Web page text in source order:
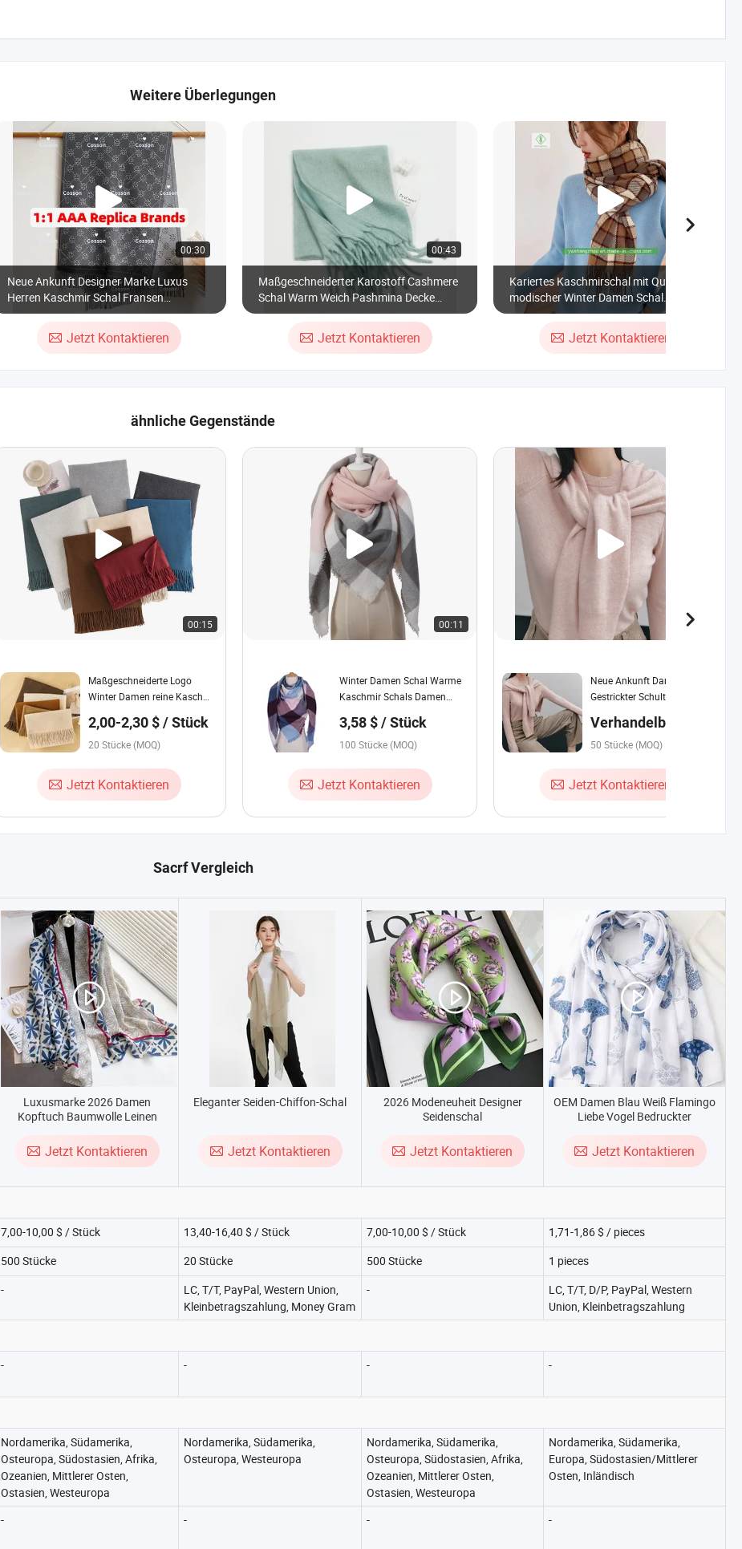
Weitere Überlegungen
00:30
Neue Ankunft Designer Marke Luxus
Herren Kaschmir Schal Fransen
Klassische Schals Großhandel
Karomuster Weich Herren Pashmina
Winter Warm Schal Pashmina Kaschmir
Jetzt Kontaktieren
00:43
Maßgeschneiderter Karostoff Cashmere
Schal Warm Weich Pashmina Decke
Plaid Fransen Mohair Schal
Jetzt Kontaktieren
Kariertes Kaschmirschal mit Quasten,
modischer Winter Damen Schal
Großhandel
Jetzt Kontaktieren
ähnliche Gegenstände
00:15
Maßgeschneiderte Logo
Winter Damen reine Kaschmir
Fransen Pashmina Wolle
Stolen Schal für Frauen
2,00-2,30 $ / Stück
20 Stücke (MOQ)
Jetzt Kontaktieren
00:11
Winter Damen Schal Warme
Kaschmir Schals Damen
Schals
3,58 $ / Stück
100 Stücke (MOQ)
Jetzt Kontaktieren
00:16
Neue Ankunft Damen
Gestrickter Schultermuffler
Verhandelbar
50 Stücke (MOQ)
Jetzt Kontaktieren
Sacrf Vergleich
Luxusmarke 2026 Damen
Kopftuch Baumwolle Leinen
Jetzt Kontaktieren
Eleganter Seiden-Chiffon-Schal
Jetzt Kontaktieren
2026 Modeneuheit Designer
Seidenschal
Jetzt Kontaktieren
OEM Damen Blau Weiß Flamingo
Liebe Vogel Bedruckter
Jetzt Kontaktieren
7,00-10,00 $ / Stück 13,40-16,40 $ / Stück 7,00-10,00 $ / Stück 1,71-1,86 $ / pieces
500 Stücke 20 Stücke 500 Stücke 1 pieces
-
LC, T/T, PayPal, Western Union,
Kleinbetragszahlung, Money Gram
-
LC, T/T, D/P, PayPal, Western
Union, Kleinbetragszahlung
- - - -
Nordamerika, Südamerika,
Osteuropa, Südostasien, Afrika,
Ozeanien, Mittlerer Osten,
Ostasien, Westeuropa
Nordamerika, Südamerika,
Osteuropa, Westeuropa
Nordamerika, Südamerika,
Osteuropa, Südostasien, Afrika,
Ozeanien, Mittlerer Osten,
Ostasien, Westeuropa
Nordamerika, Südamerika,
Europa, Südostasien/Mittlerer
Osten, Inländisch
- - - -